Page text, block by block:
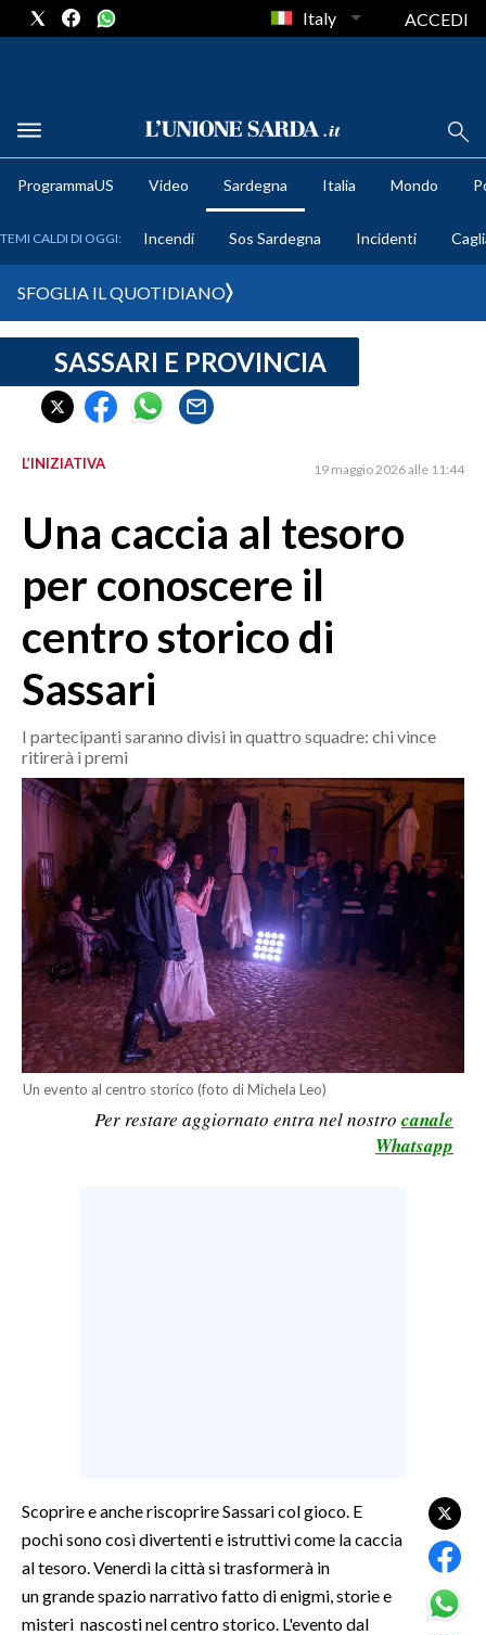
METEO
CRONACA SARDEGNA
CAGLIARI
SULCIS IGLESIENTE
ORISTANO E PROVINCIA
GALLURA
NUORO E PROVINCIA
OGLIASTRA
AGENDA
CRONACA
ITALIA
MONDO
POLITICA
ECONOMIA
SERVIZI ALLE IMPRESE
LAVORO
BANDI
SPORT IN SARDEGNA
SPETTACOLI
SALUTE
Italy ACCEDI
ProgrammaUS Video Sardegna Italia Mondo
TEMI CALDI DI OGGI: Incendi Sos Sardegna Incidenti
SFOGLIA IL QUOTIDIANO
SASSARI E PROVINCIA
L’INIZIATIVA 19 maggio 2026 alle 11:44
Una caccia al tesoro
per conoscere il
centro storico di
Sassari
I partecipanti saranno divisi in quattro squadre: chi vince
ritirerà i premi
Un evento al centro storico (foto di Michela Leo)
Per restare aggiornato entra nel nostro canale
Whatsapp
Scoprire e anche riscoprire Sassari col gioco. E
pochi sono così divertenti e istruttivi come la caccia
al tesoro. Venerdì la città si trasformerà in
un grande spazio narrativo fatto di enigmi, storie e
misteri nascosti nel centro storico. L'evento dal